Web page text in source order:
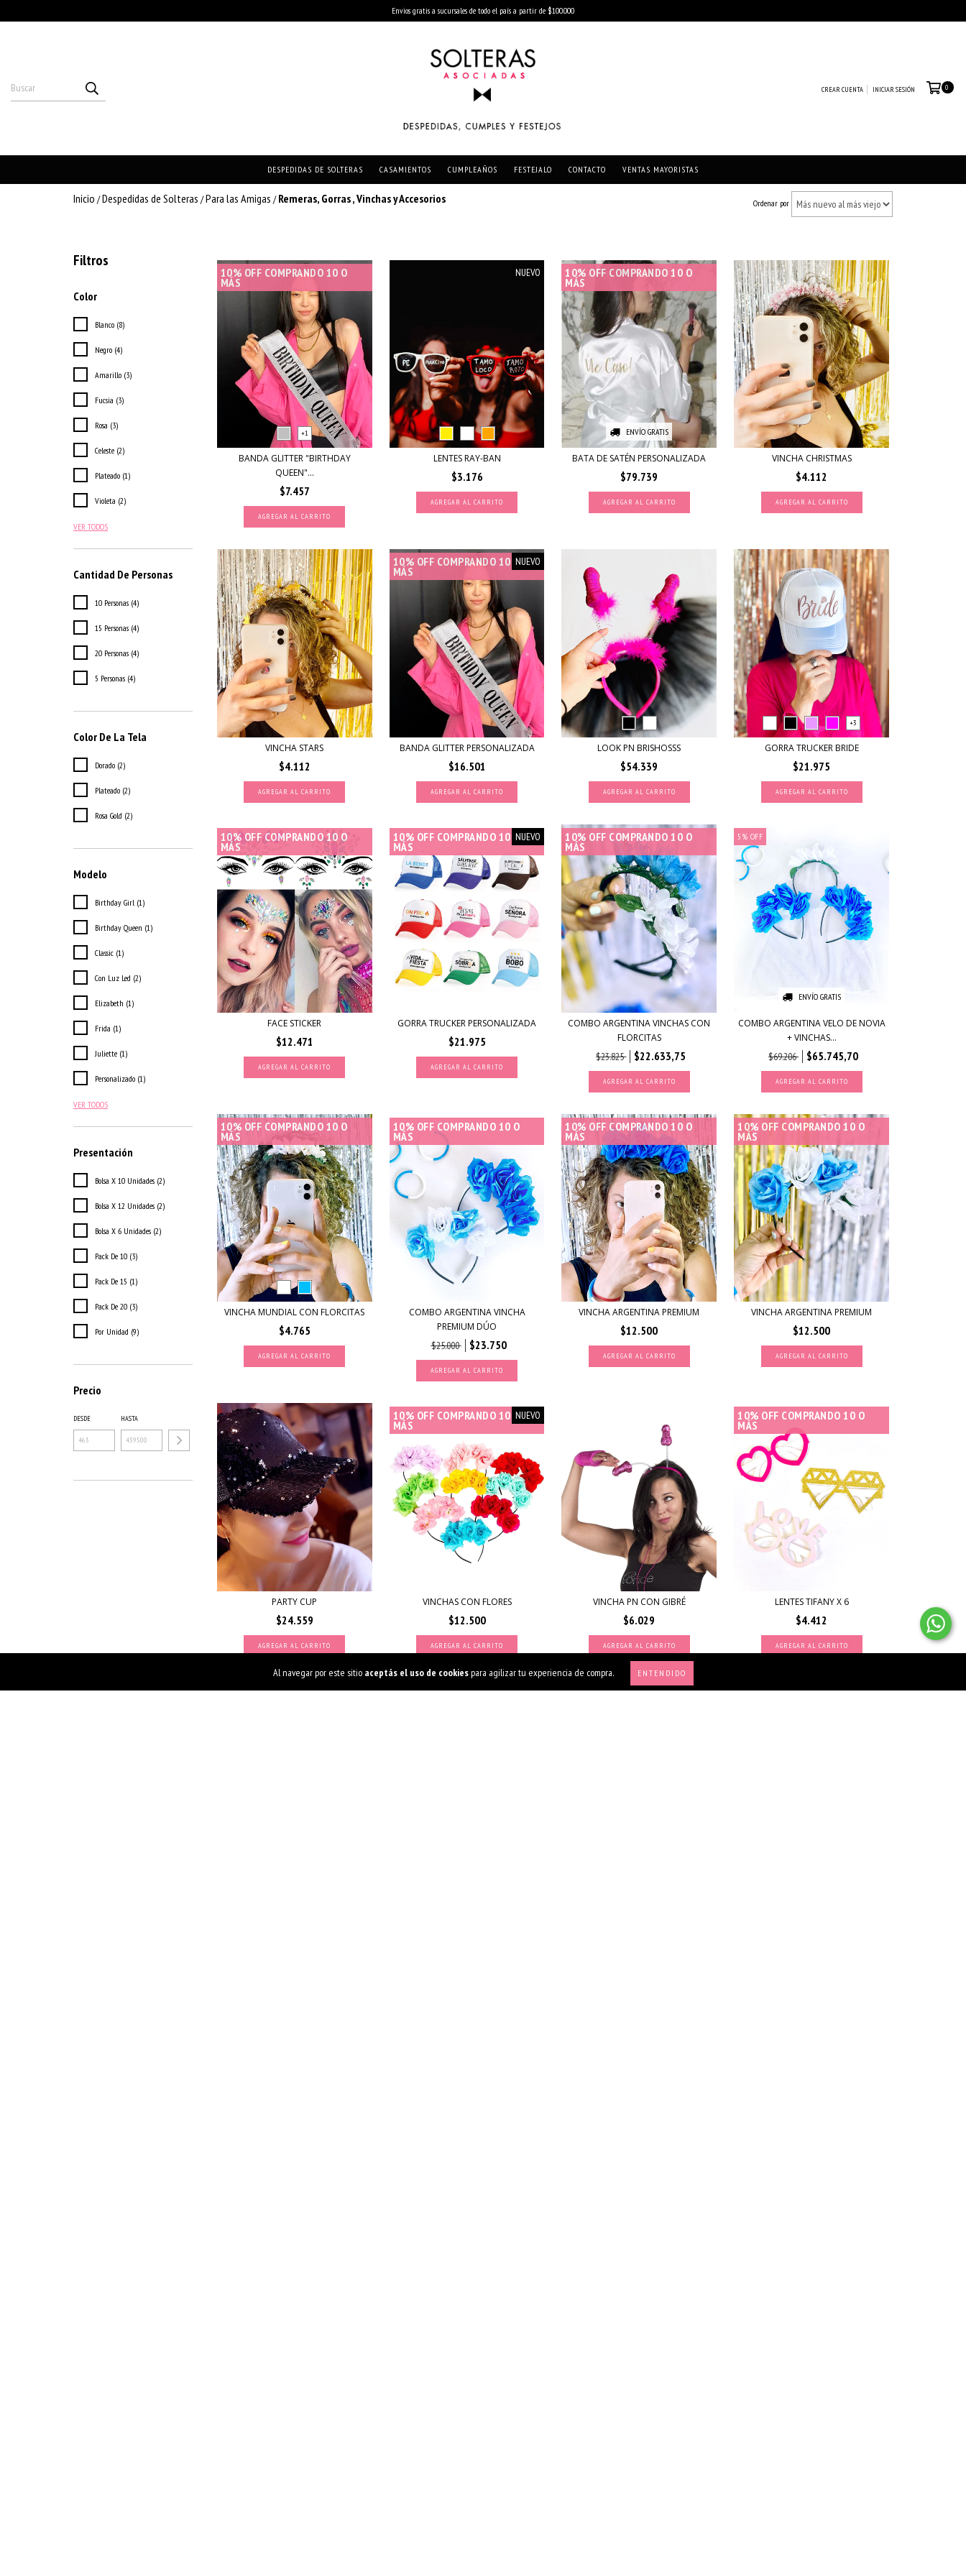
Al navegar por este sitio aceptás el uso de cookiespara agilizar tu experiencia de compra. ENTENDIDO
Envios gratis a sucursales de todo el país a partir de $100.000
CREAR CUENTA INICIAR SESIÓN 0
DESPEDIDAS DE SOLTERAS CASAMIENTOS CUMPLEAÑOS FESTEJALO CONTACTO VENTAS MAYORISTAS
Inicio /Despedidas de Solteras /Para las Amigas / Remeras, Gorras , Vinchas y Accesorios Ordenar por
Filtros
Color
Blanco (8)
Negro (4)
Amarillo (3)
Fucsia (3)
Rosa (3)
Celeste (2)
Plateado (1)
Violeta (2)
VER TODOS
Cantidad De Personas
10 Personas (4)
15 Personas (4)
20 Personas (4)
5 Personas (4)
Color De La Tela
Dorado (2)
Plateado (2)
Rosa Gold (2)
Modelo
Birthday Girl (1)
Birthday Queen (1)
Classic (1)
Con Luz Led (2)
Elizabeth (1)
Frida (1)
Juliette (1)
Personalizado (1)
VER TODOS
Presentación
Bolsa X 10 Unidades (2)
Bolsa X 12 Unidades (2)
Bolsa X 6 Unidades (2)
Pack De 10 (3)
Pack De 15 (1)
Pack De 20 (3)
Por Unidad (9)
Precio
DESDE HASTA
10% OFF COMPRANDO 10 O
MÁS
+1
BANDA GLITTER "BIRTHDAY
QUEEN"...
$7.457
AGREGAR AL CARRITO
NUEVO
LENTES RAY-BAN
$3.176
AGREGAR AL CARRITO
10% OFF COMPRANDO 10 O
MÁS
ENVÍO GRATIS
BATA DE SATÉN PERSONALIZADA
$79.739
VINCHA CHRISTMAS
$4.112
VINCHA STARS
$4.112
10% OFF COMPRANDO 10 O
MÁS
NUEVO
BANDA GLITTER PERSONALIZADA
$16.501
AGREGAR AL CARRITO
LOOK PN BRISHOSSS
$54.339
AGREGAR AL CARRITO
+3
GORRA TRUCKER BRIDE
$21.975
AGREGAR AL CARRITO
10% OFF COMPRANDO 10 O
MÁS
FACE STICKER
$12.471
10% OFF COMPRANDO 10 O
MÁS
NUEVO
GORRA TRUCKER PERSONALIZADA
$21.975
AGREGAR AL CARRITO
10% OFF COMPRANDO 10 O
MÁS
COMBO ARGENTINA VINCHAS CON
FLORCITAS
$23.825 $22.633,75
AGREGAR AL CARRITO
5 % OFF
ENVÍO GRATIS
COMBO ARGENTINA VELO DE NOVIA
+ VINCHAS...
$69.206 $65.745,70
AGREGAR AL CARRITO
10% OFF COMPRANDO 10 O
MÁS
VINCHA MUNDIAL CON FLORCITAS
$4.765
AGREGAR AL CARRITO
10% OFF COMPRANDO 10 O
MÁS
COMBO ARGENTINA VINCHA
PREMIUM DÚO
$25.000 $23.750
10% OFF COMPRANDO 10 O
MÁS
VINCHA ARGENTINA PREMIUM
$12.500
10% OFF COMPRANDO 10 O
MÁS
VINCHA ARGENTINA PREMIUM
$12.500
PARTY CUP
$24.559
10% OFF COMPRANDO 10 O
MÁS
NUEVO
VINCHAS CON FLORES
$12.500
AGREGAR AL CARRITO
VINCHA PN CON GIBRÉ
$6.029
10% OFF COMPRANDO 10 O
MÁS
LENTES TIFANY X 6
$4.412
10% OFF COMPRANDO 10 O 10% OFF COMPRANDO 10 O